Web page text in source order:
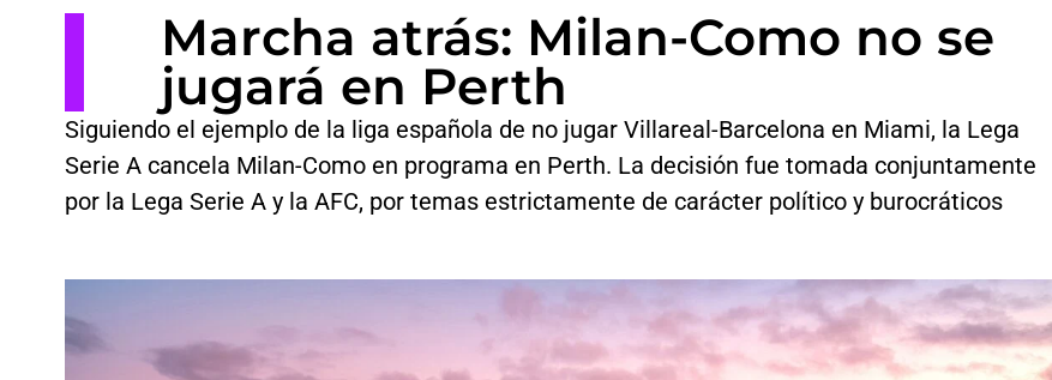
Marcha atrás: Milan-Como no se
jugará en Perth
Siguiendo el ejemplo de la liga española de no jugar Villareal-Barcelona en Miami, la Lega
Serie A cancela Milan-Como en programa en Perth. La decisión fue tomada conjuntamente
por la Lega Serie A y la AFC, por temas estrictamente de carácter político y burocráticos